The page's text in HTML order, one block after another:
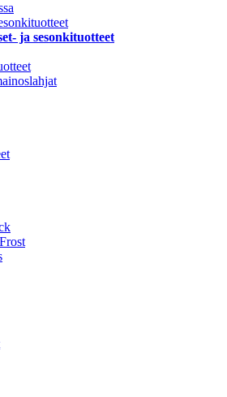
ja sesonkituotteet